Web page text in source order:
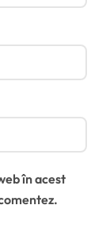
în acest